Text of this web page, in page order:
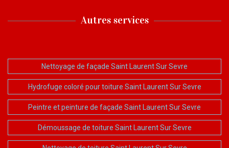
Autres services
Nettoyage de façade Saint Laurent Sur Sevre
Hydrofuge coloré pour toiture Saint Laurent Sur Sevre
Peintre et peinture de façade Saint Laurent Sur Sevre
Démoussage de toiture Saint Laurent Sur Sevre